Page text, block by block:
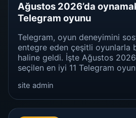
Ağustos 2026’da
Telegram oyunu
Telegram, oyun deneyimini
entegre eden çeşitli oyunlarla
haline geldi. İşte Ağustos
seçilen en iyi 11 Telegram
site admin